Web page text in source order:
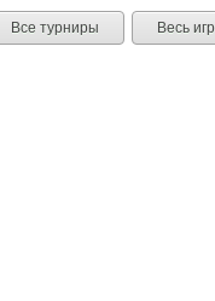
Все турниры Весь